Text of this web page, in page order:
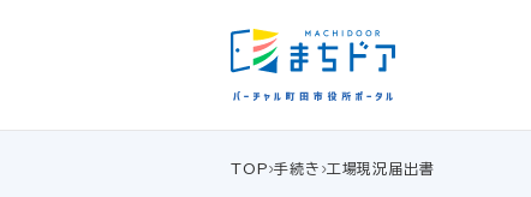
TOP 手続き 工場現況届出書